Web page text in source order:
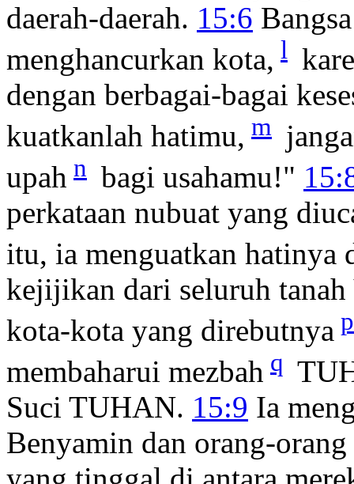
daerah-daerah. 15:6
menghancurkan kota, l
dengan berbagai-bagai
kuatkanlah hatimu, m
upah n bagi usahamu!"
perkataan nubuat yang
itu, ia menguatkan hatinya
kejijikan dari seluruh
kota-kota yang direbutnya p
membaharui mezbah q
Suci TUHAN. 15:9 Ia
Benyamin dan orang-